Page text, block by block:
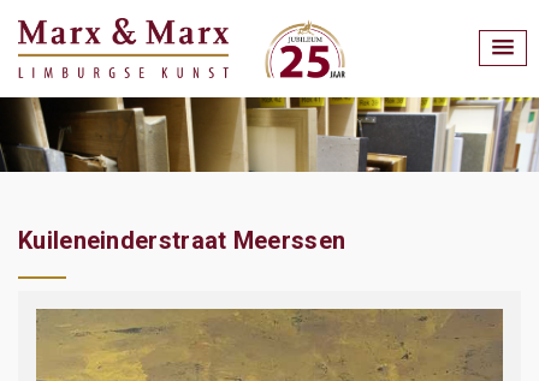
Kuileneinderstraat Meerssen